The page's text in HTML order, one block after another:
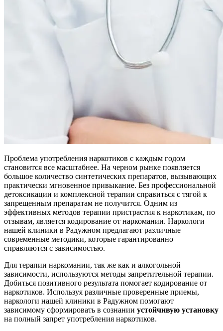
Проблема употребления наркотиков с каждым годом
становится все масштабнее. На черном рынке появляется
большое количество синтетических препаратов, вызывающих
практически мгновенное привыкание. Без профессиональной
детоксикации и комплексной терапии справиться с тягой к
запрещенным препаратам не получится. Одним из
эффективных методов терапии пристрастия к наркотикам, по
отзывам, является кодирование от наркомании. Наркологи
нашей клиники в Радужном предлагают различные
современные методики, которые гарантированно
справляются с зависимостью.
Для терапии наркомании, так же как и алкогольной
зависимости, используются методы запретительной терапии.
Добиться позитивного результата помогает кодирование от
наркотиков. Используя различные проверенные приемы,
наркологи нашей клиники в Радужном помогают
зависимому сформировать в сознании устойчивую установку
на полный запрет употребления наркотиков.